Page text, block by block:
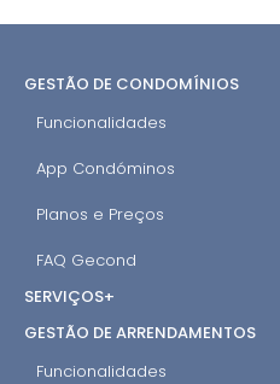
GESTÃO DE CONDOMÍNIOS
Funcionalidades
App Condóminos
Planos e Preços
FAQ Gecond
SERVIÇOS+
GESTÃO DE ARRENDAMENTOS
Funcionalidades